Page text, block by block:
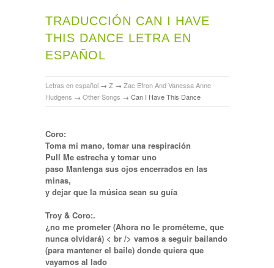
TRADUCCIÓN CAN I HAVE
THIS DANCE LETRA EN
ESPAÑOL
Letras en español → Z → Zac Efron And Vanessa Anne
Hudgens → Other Songs → Can I Have This Dance
Coro:
Toma mi mano, tomar una respiración
Pull Me estrecha y tomar uno
paso Mantenga sus ojos encerrados en las
minas,
y dejar que la música sean su guía
Troy & Coro:.
¿no me prometer (Ahora no le prométeme, que
nunca olvidará) < br /> vamos a seguir bailando
(para mantener el baile) donde quiera que
vayamos al lado